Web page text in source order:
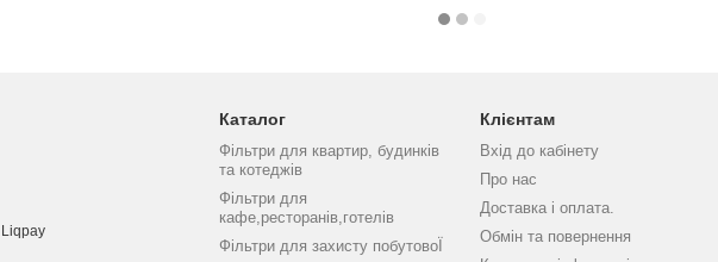
Каталог
Фільтри для квартир, будинків
та котеджів
Фільтри для
кафе,ресторанів,готелів
Фільтри для захисту побутовоЇ
Клієнтам
Вхід до кабінету
Про нас
Доставка і оплата.
Обмін та повернення